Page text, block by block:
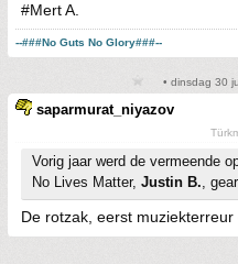
#Mert A.
--###No Guts No Glory###--
• dinsdag 30
saparmurat_niyazov
Vorig jaar werd de vermeende
No Lives Matter, Justin B.,
De rotzak, eerst